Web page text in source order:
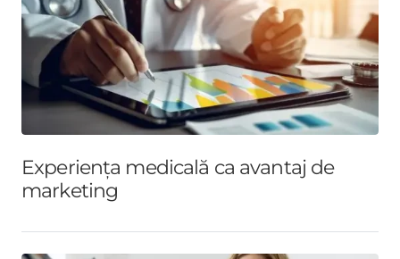
Experiența medicală ca avantaj de
marketing